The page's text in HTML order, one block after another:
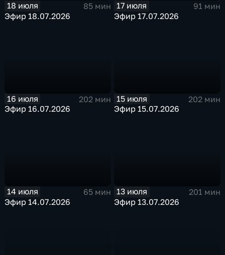
18 июля
85 мин
Эфир 18.07.2026
17 июля
91 мин
Эфир 17.07.2026
16 июля
202 мин
Эфир 16.07.2026
15 июля
202 мин
Эфир 15.07.2026
14 июля
65 мин
Эфир 14.07.2026
13 июля
201 мин
Эфир 13.07.2026